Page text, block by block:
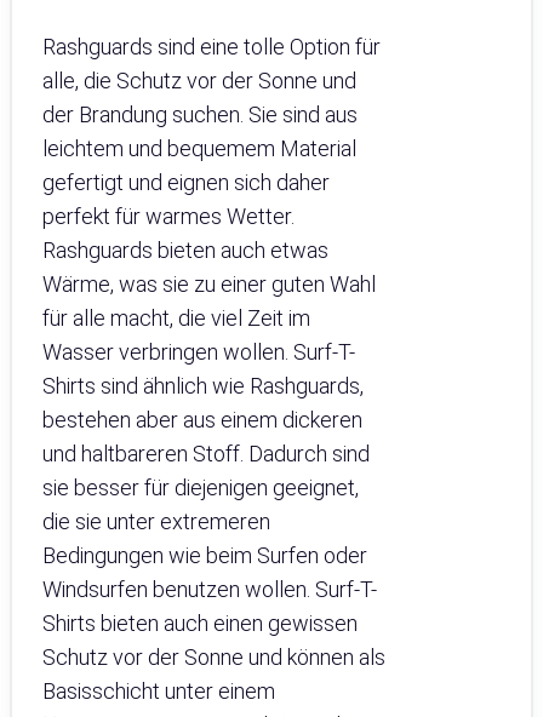
Rashguards sind eine tolle Option für
alle, die Schutz vor der Sonne und
der Brandung suchen. Sie sind aus
leichtem und bequemem Material
gefertigt und eignen sich daher
perfekt für warmes Wetter.
Rashguards bieten auch etwas
Wärme, was sie zu einer guten Wahl
für alle macht, die viel Zeit im
Wasser verbringen wollen. Surf-T-
Shirts sind ähnlich wie Rashguards,
bestehen aber aus einem dickeren
und haltbareren Stoff. Dadurch sind
sie besser für diejenigen geeignet,
die sie unter extremeren
Bedingungen wie beim Surfen oder
Windsurfen benutzen wollen. Surf-T-
Shirts bieten auch einen gewissen
Schutz vor der Sonne und können als
Basisschicht unter einem